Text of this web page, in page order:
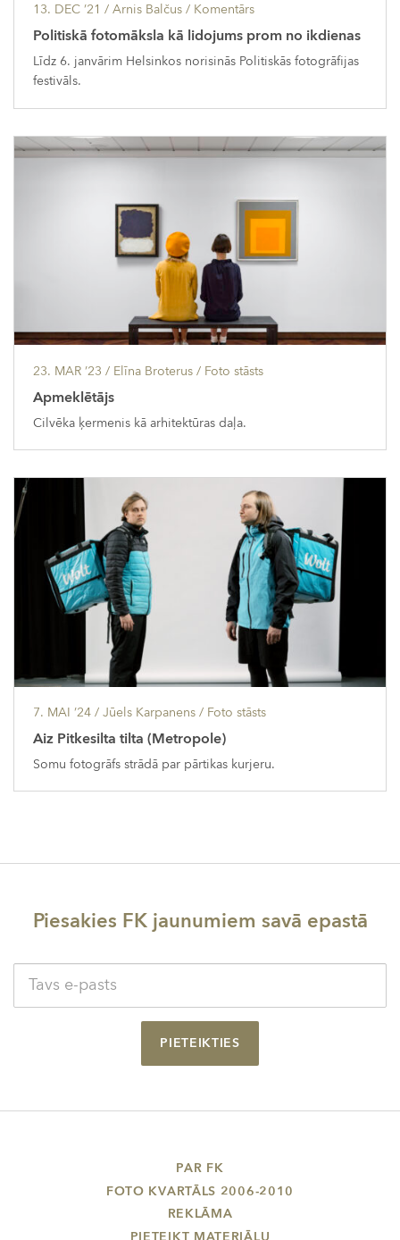
13. DEC ’21 / Arnis Balčus / Komentārs
Politiskā fotomāksla kā lidojums prom no ikdienas
Līdz 6. janvārim Helsinkos norisinās Politiskās fotogrāfijas
festivāls.
23. MAR ’23 / Elīna Broterus / Foto stāsts
Apmeklētājs
Cilvēka ķermenis kā arhitektūras daļa.
7. MAI ’24 / Jūels Karpanens / Foto stāsts
Aiz Pitkesilta tilta (Metropole)
Somu fotogrāfs strādā par pārtikas kurjeru.
Piesakies FK jaunumiem savā epastā
PIETEIKTIES
PAR FK
FOTO KVARTĀLS 2006-2010
REKLĀMA